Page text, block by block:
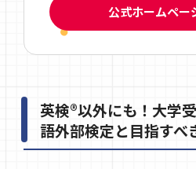
公式ホームペー
英検®以外にも！大学
語外部検定と目指すべ